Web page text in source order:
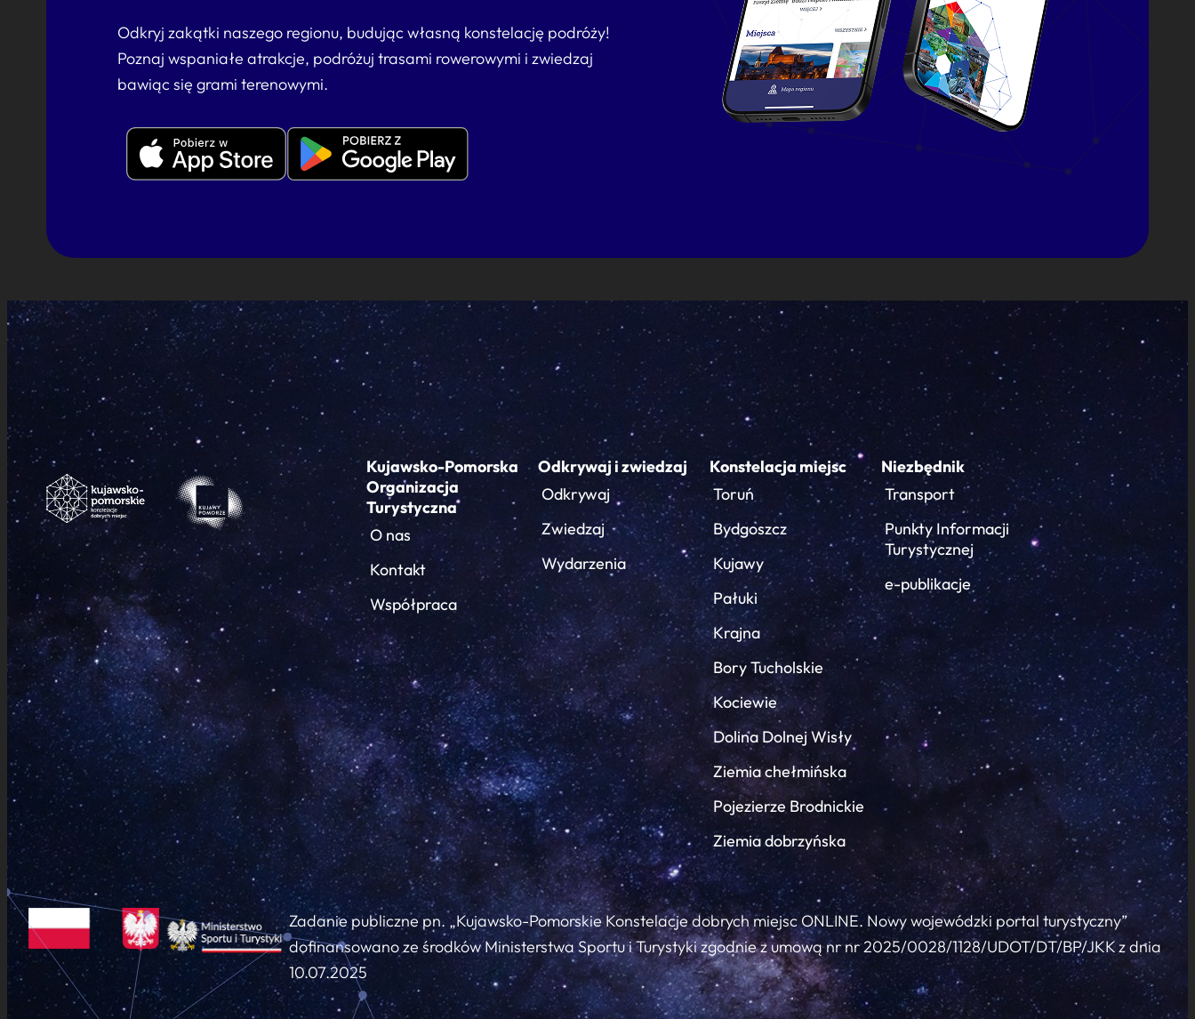
Odkryj zakątki naszego regionu, budując własną konstelację podróży!
Poznaj wspaniałe atrakcje, podróżuj trasami rowerowymi i zwiedzaj
bawiąc się grami terenowymi.
Kujawsko-Pomorska
Organizacja
Turystyczna
O nas
Kontakt
Współpraca
Odkrywaj i zwiedzaj
Odkrywaj
Zwiedzaj
Wydarzenia
Konstelacja miejsc
Toruń
Bydgoszcz
Kujawy
Pałuki
Krajna
Bory Tucholskie
Kociewie
Dolina Dolnej Wisły
Ziemia chełmińska
Pojezierze Brodnickie
Ziemia dobrzyńska
Niezbędnik
Transport
Punkty Informacji
Turystycznej
e-publikacje
Zadanie publiczne pn. „Kujawsko-Pomorskie Konstelacje dobrych miejsc ONLINE. Nowy wojewódzki portal turystyczny”
dofinansowano ze środków Ministerstwa Sportu i Turystyki zgodnie z umową nr nr 2025/0028/1128/UDOT/DT/BP/JKK z dnia
10.07.2025